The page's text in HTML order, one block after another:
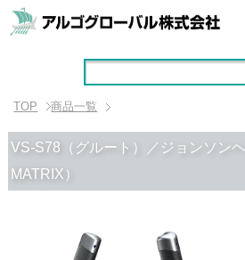
TOP 商品一覧
VS-S78（グルート）／ジョンソン
MATRIX）